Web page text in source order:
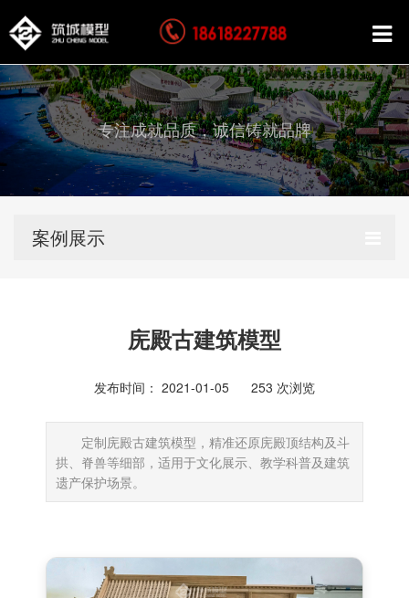
专注成就品质，诚信铸就品牌
案例展示
庑殿古建筑模型
发布时间： 2021-01-05 253 次浏览
定制庑殿古建筑模型，精准还原庑殿顶结构及斗
拱、脊兽等细部，适用于文化展示、教学科普及建筑
遗产保护场景。